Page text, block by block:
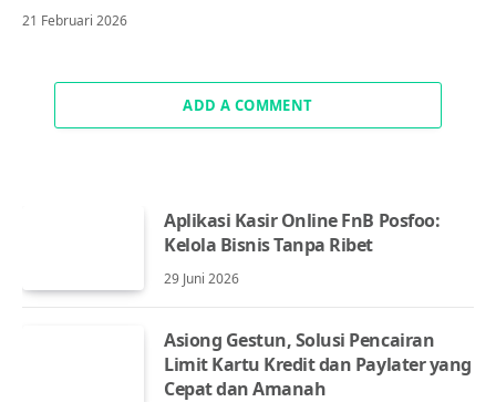
21 Februari 2026
ADD A COMMENT
Aplikasi Kasir Online FnB Posfoo:
Kelola Bisnis Tanpa Ribet
29 Juni 2026
Asiong Gestun, Solusi Pencairan
Limit Kartu Kredit dan Paylater yang
Cepat dan Amanah